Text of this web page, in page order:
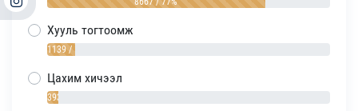
Хууль тогтоомж
1139 / 10%
Цахим хичээл
393 / 4%